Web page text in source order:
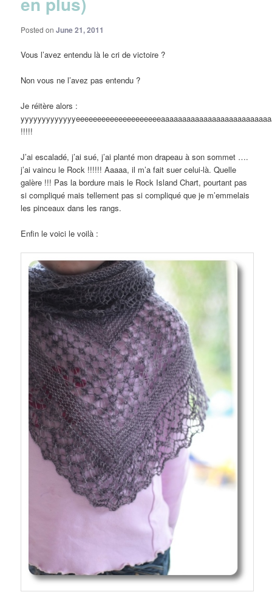
Posted onJune 21, 2011
Vous l’avez entendu là le cri de victoire ?
Non vous ne l’avez pas entendu ?
Je réitère alors :
!!!!!
J’ai escaladé, j’ai sué, j’ai planté mon drapeau à son sommet ….
j’ai vaincu le Rock !!!!!! Aaaaa, il m’a fait suer celui-là. Quelle
galère !!! Pas la bordure mais le Rock Island Chart, pourtant pas
si compliqué mais tellement pas si compliqué que je m’emmelais
les pinceaux dans les rangs.
Enfin le voici le voilà :